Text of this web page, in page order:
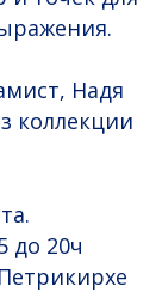
Надя
коллекции
до 20ч